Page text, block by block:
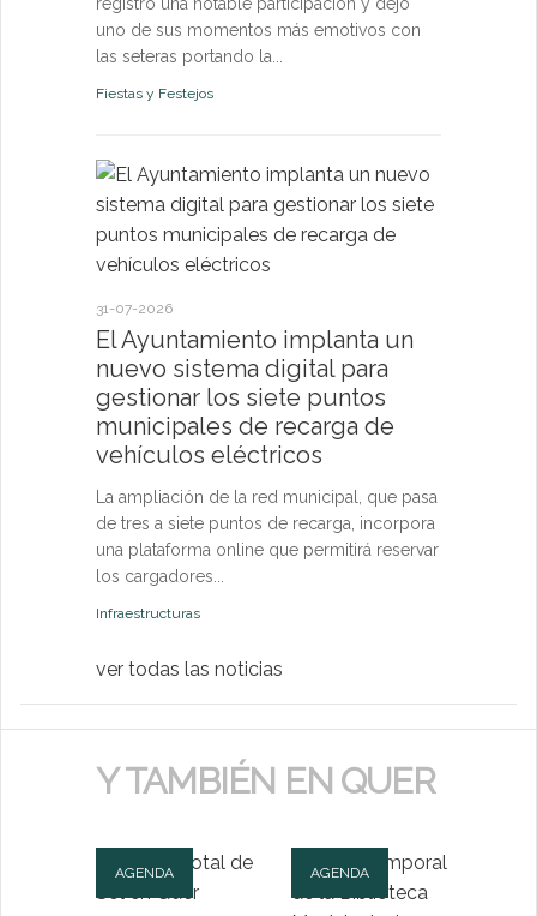
uno de sus momentos más emotivos con
las seteras portando la...
Fiestas y Festejos
31-07-2026
El Ayuntamiento implanta un
nuevo sistema digital para
gestionar los siete puntos
municipales de recarga de
vehículos eléctricos
La ampliación de la red municipal, que pasa
de tres a siete puntos de recarga, incorpora
una plataforma online que permitirá reservar
los cargadores...
Infraestructuras
ver todas las noticias
Y TAMBIÉN EN QUER
AGENDA AGENDA